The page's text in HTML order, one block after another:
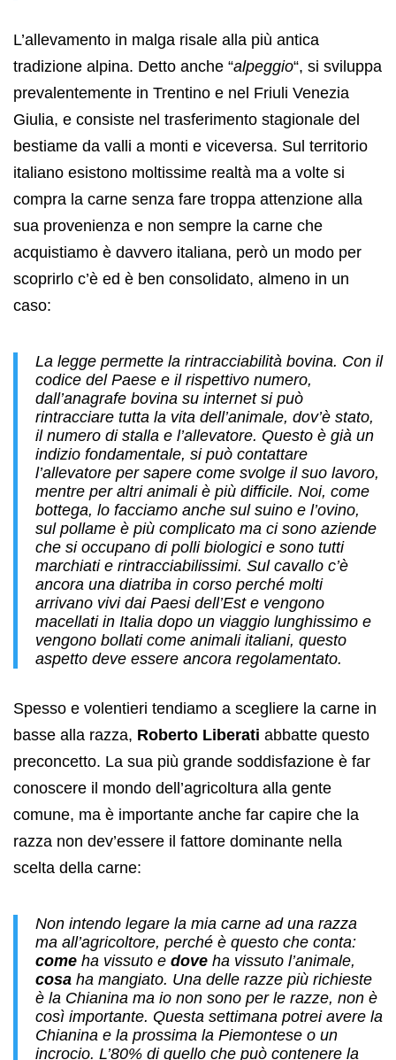
L’allevamento in malga risale alla più antica
tradizione alpina. Detto anche “alpeggio“, si sviluppa
prevalentemente in Trentino e nel Friuli Venezia
Giulia, e consiste nel trasferimento stagionale del
bestiame da valli a monti e viceversa. Sul territorio
italiano esistono moltissime realtà ma a volte si
compra la carne senza fare troppa attenzione alla
sua provenienza e non sempre la carne che
acquistiamo è davvero italiana, però un modo per
scoprirlo c’è ed è ben consolidato, almeno in un
caso:
La legge permette la rintracciabilità bovina. Con il
codice del Paese e il rispettivo numero,
dall’anagrafe bovina su internet si può
rintracciare tutta la vita dell’animale, dov’è stato,
il numero di stalla e l’allevatore. Questo è già un
indizio fondamentale, si può contattare
l’allevatore per sapere come svolge il suo lavoro,
mentre per altri animali è più difficile. Noi, come
bottega, lo facciamo anche sul suino e l’ovino,
sul pollame è più complicato ma ci sono aziende
che si occupano di polli biologici e sono tutti
marchiati e rintracciabilissimi. Sul cavallo c’è
ancora una diatriba in corso perché molti
arrivano vivi dai Paesi dell’Est e vengono
macellati in Italia dopo un viaggio lunghissimo e
vengono bollati come animali italiani, questo
aspetto deve essere ancora regolamentato.
Spesso e volentieri tendiamo a scegliere la carne in
basse alla razza, Roberto Liberati abbatte questo
preconcetto. La sua più grande soddisfazione è far
conoscere il mondo dell’agricoltura alla gente
comune, ma è importante anche far capire che la
razza non dev’essere il fattore dominante nella
scelta della carne:
Non intendo legare la mia carne ad una razza
ma all’agricoltore, perché è questo che conta:
come ha vissuto e dove ha vissuto l’animale,
cosa ha mangiato. Una delle razze più richieste
è la Chianina ma io non sono per le razze, non è
così importante. Questa settimana potrei avere la
Chianina e la prossima la Piemontese o un
incrocio. L’80% di quello che può contenere la